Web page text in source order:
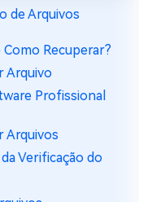
de Arquivos
Recuperar?
Arquivo
Profissional
Arquivos
Verificação do